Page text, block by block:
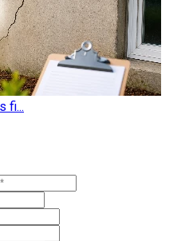
fi...